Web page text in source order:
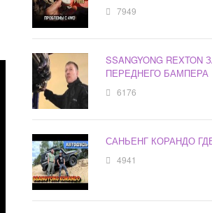
7949
SSANGYONG
ПЕРЕДНЕГО БАМПЕРА
6176
САНЬЕНГ КОРАНДО
4941